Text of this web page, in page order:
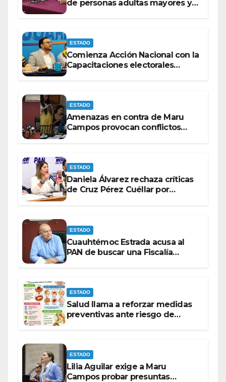
de personas adultas mayores y
ESTADO
Comienza Acción Nacional con la
Capacitaciones electorales
ESTADO
Amenazas en contra de Maru
Campos provocan conflictos
ESTADO
Daniela Álvarez rechaza críticas
de Cruz Pérez Cuéllar por
ESTADO
Cuauhtémoc Estrada acusa al
PAN de buscar una Fiscalía
ESTADO
Salud llama a reforzar medidas
preventivas ante riesgo de
ESTADO
Lilia Aguilar exige a Maru
Campos probar presuntas